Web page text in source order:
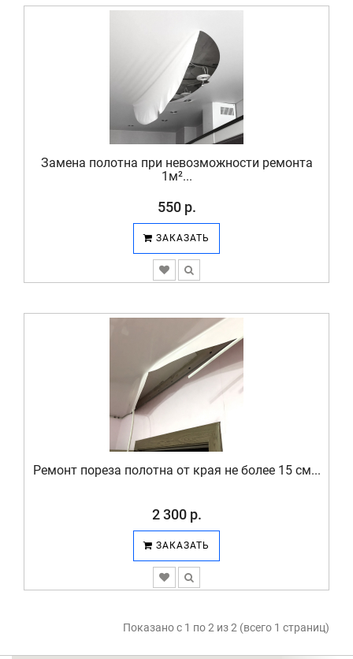
Замена полотна при невозможности ремонта
1м²...
550 р.
ЗАКАЗАТЬ
Ремонт пореза полотна от края не более 15 см...
2 300 р.
ЗАКАЗАТЬ
Показано с 1 по 2 из 2 (всего 1 страниц)